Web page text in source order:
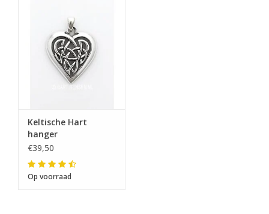
Keltische Hart
hanger
€39,50
Op voorraad